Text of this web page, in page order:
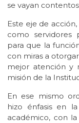
se vayan
Este eje de
como servidores
para que la
con miras a
mejor atención y
misión de la
En ese mismo
hizo énfasis en
académico, con